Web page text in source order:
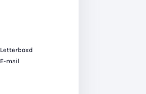
Letterboxd
E-mail